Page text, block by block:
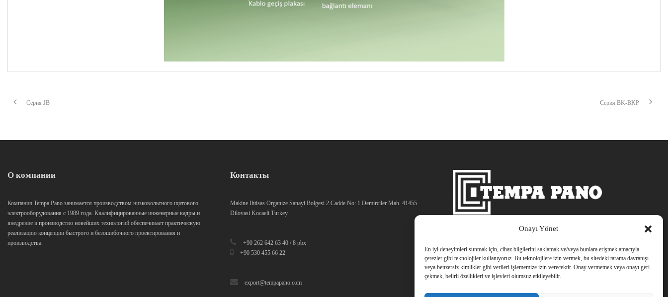
Onayı Yönet
En iyi deneyimleri sunmak için, cihaz bilgilerini saklamak ve/veya bunlara erişmek amacıyla
çerezler gibi teknolojiler kullanıyoruz. Bu teknolojilere izin vermek, bu sitedeki tarama davranışı
veya benzersiz kimlikler gibi verileri işlememize izin verecektir. Onay vermemek veya onayı geri
çekmek, belirli özellikleri ve işlevleri olumsuz etkileyebilir.
Cерия JB Серия BK-BKP
О компании
Компания Tempa Pano занимается производством низковольтного щитового
электрооборудования с 1989 года. Квалифицированные инженерные кадры и
внедрение в производство новейших технологий обеспечивает практическую
реализацию концепции быстрого и безошибочного проектирования и
производства.
Контакты
Makine Ihtisas Organize Sanayi Bolgesi 2.Cadde No: 1 Demirciler Mah. 41455
Dilovasi Kocaeli Turkey
+90 262 642 63 40 / 8 pbx
+90 530 455 66 22
export@tempapano.com